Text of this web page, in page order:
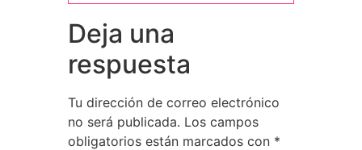
Deja una
respuesta
Tu dirección de correo electrónico
no será publicada. Los campos
obligatorios están marcados con *